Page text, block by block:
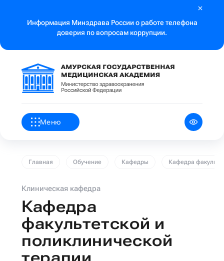
Информация Минздрава России о работе телефона
доверия по вопросам коррупции.
Меню
Главная Обучение Кафедры Кафедра
Клиническая кафедра
Кафедра
факультетской и
поликлинической